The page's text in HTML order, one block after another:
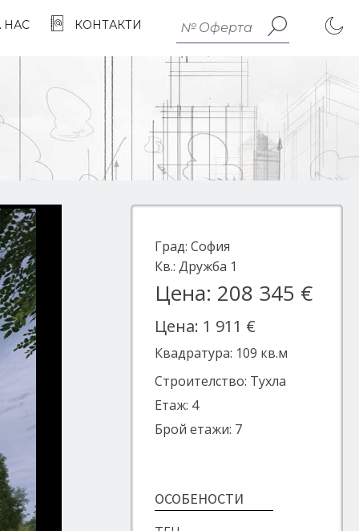
НАС КОНТАКТИ
Град:София
Кв.:Дружба 1
Цена: 208 345 €
Цена: 1 911 €
Квадратура: 109 кв.м
Строителство: Тухла
Етаж: 4
Брой етажи: 7
ОСОБЕНОСТИ